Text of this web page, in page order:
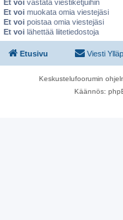
Et voi vastata viestiketjuihin
Et voi muokata omia viestejäsi
Et voi poistaa omia viestejäsi
Et voi lähettää liitetiedostoja
Etusivu Viesti
Keskustelufoorumin
Käännös: